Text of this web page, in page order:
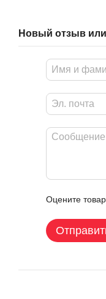
Новый отзыв
Оцените товар